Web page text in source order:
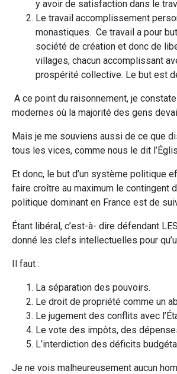
y avoir de satisfaction dans le
Le travail accomplissement
monastiques. Ce travail a pour
société de création et donc de
villages, chacun accomplissant
prospérité collective. Le but est
A ce point du raisonnement, je
modernes où la majorité des gens
Mais je me souviens aussi de ce que
tous les vices, comme nous le dit
Et donc, le but d’un système politique
faire croître au maximum le contingent
politique dominant en France est de
Étant libéral, c’est-à- dire défendant
donné les clefs intellectuelles pour
Il faut :
La séparation des pouvoirs.
Le droit de propriété comme un
Le jugement des conflits avec
Le vote des impôts, des
L’interdiction des déficits
Je ne vois malheureusement aucun